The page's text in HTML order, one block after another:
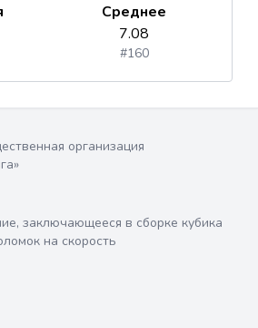
Среднее
7.08
#160
организация
заключающееся в сборке кубика
на скорость